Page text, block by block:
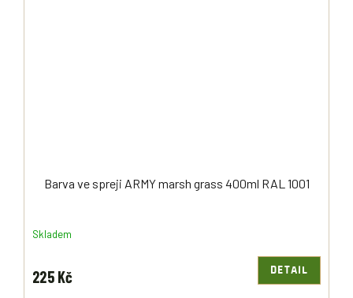
Barva ve spreji ARMY marsh grass 400ml RAL 1001
Skladem
225 Kč DETAIL